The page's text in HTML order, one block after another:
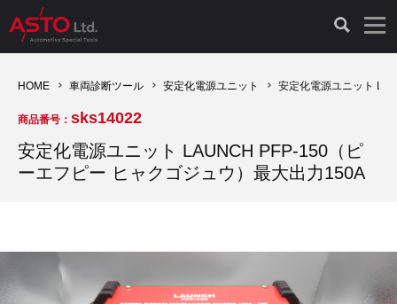
診断機（16）
キープログラマー（4）
ADAS（7）
診断テスター（10）
キープログラマー（20）
スモークテスター（4）
HCB TOOLS（45）
AST TOOLS（51）
LASER（39）
オシロスコープ（2）
オシロ関連商品（9）
ドイツ車（427）
イタリア/フランス車（145）
アメリカ車（60）
現品修理（77）
リビルト品（58）
コントロールユニット初期化（3）
オシロスコープ（10）
アクセサリー（13）
HOME 車両診断ツール 安定化電源ユニット 安定化電源ユニット
商品番号： sks14022
安定化電源ユニット LAUNCH PFP-150（ピ
ーエフピー ヒャクゴジュウ）最大出力150A